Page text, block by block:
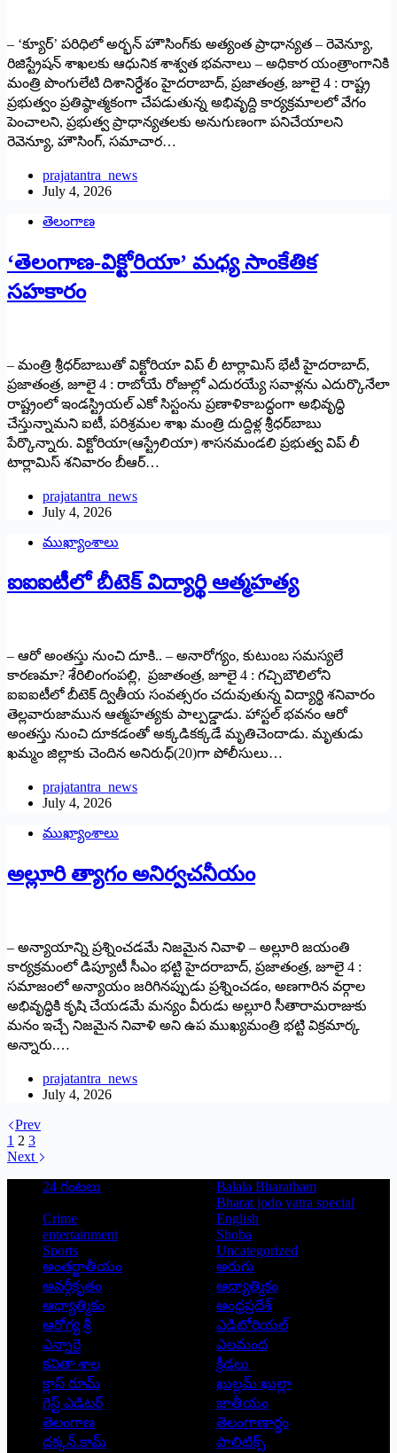
– ‘క్యూర్’ పరిధిలో అర్భన్ హౌసింగ్‌కు అత్యంత ప్రాధాన్యత – రెవెన్యూ,
రిజిస్ట్రేషన్ శాఖలకు ఆధునిక శాశ్వత భవనాలు – అధికార యంత్రాంగానికి
మంత్రి పొంగులేటి దిశానిర్ధేశం హైదరాబాద్, ప్రజాతంత్ర, జూలై 4 : రాష్ట్ర
ప్రభుత్వం ప్రతిష్ఠాత్మకంగా చేపడుతున్న అభివృద్ది కార్యక్రమాలలో వేగం
పెంచాలని, ప్రభుత్వ ప్రాధాన్యతలకు అనుగుణంగా పనిచేయాలని
రెవెన్యూ, హౌసింగ్, సమాచార…
prajatantra_news
July 4, 2026
తెలంగాణ
‘తెలంగాణ-విక్టోరియా’ మధ్య సాంకేతిక
సహకారం
– మంత్రి శ్రీధర్‌బాబుతో విక్టోరియా విప్ లీ టార్లామిస్ భేటీ హైదరాబాద్,
ప్రజాతంత్ర, జూలై 4 : రాబోయే రోజుల్లో ఎదురయ్యే సవాళ్లను ఎదుర్కొనేలా
రాష్ట్రంలో ఇండస్ట్రియల్ ఎకో సిస్టంను ప్రణాళికాబద్ధంగా అభివృద్ధి
చేస్తున్నామని ఐటీ, పరిశ్రమల శాఖ మంత్రి దుద్దిళ్ల శ్రీధర్‌బాబు
పేర్కొన్నారు. విక్టోరియా(ఆస్ట్రేలియా) శాసనమండలి ప్రభుత్వ విప్ లీ
టార్లామిస్ శనివారం బీఆర్…
prajatantra_news
July 4, 2026
ముఖ్యాంశాలు
ఐఐఐటీలో బీటెక్ విద్యార్థి ఆత్మహత్య
– ఆరో అంతస్తు నుంచి దూకి.. – అనారోగ్యం, కుటుంబ సమస్యలే
కారణమా? శేరిలింగంపల్లి, ప్రజాతంత్ర, జూలై 4 : గచ్చిబౌలిలోని
ఐఐఐటీలో బీటెక్ ద్వితీయ సంవత్సరం చదువుతున్న విద్యార్థి శనివారం
తెల్లవారుజామున ఆత్మహత్యకు పాల్పడ్డాడు. హాస్టల్ భవనం ఆరో
అంతస్తు నుంచి దూకడంతో అక్కడికక్కడే మృతిచెందాడు. మృతుడు
ఖమ్మం జిల్లాకు చెందిన అనిరుధ్(20)గా పోలీసులు…
prajatantra_news
July 4, 2026
ముఖ్యాంశాలు
అల్లూరి త్యాగం అనిర్వచనీయం
– అన్యాయాన్ని ప్రశ్నించడమే నిజమైన నివాళి – అల్లూరి జయంతి
కార్యక్రమంలో డిప్యూటీ సీఎం భట్టి హైదరాబాద్, ప్రజాతంత్ర, జూలై 4 :
సమాజంలో అన్యాయం జరిగినప్పుడు ప్రశ్నించడం, అణగారిన వర్గాల
అభివృద్ధికి కృషి చేయడమే మన్యం వీరుడు అల్లూరి సీతారామరాజుకు
మనం ఇచ్చే నిజమైన నివాళి అని ఉప ముఖ్యమంత్రి భట్టి విక్రమార్క
అన్నారు.…
prajatantra_news
July 4, 2026
Prev
1 2 3
Next
24 గంటలు
Balala Bharatham
Bharat jodo yatra special
Crime
English
entertainment
Shoba
Sports
Uncategorized
అంతర్జాతీయం
అరుగు
అవర్గీకృతం
ఆద్యాత్మికం
ఆధ్యాత్మికం
ఆంధ్రప్రదేశ్
ఆరోగ్య శ్రీ
ఎడిటోరియల్
ఎన్నారై
ఎలమంద
కవితా శాల
క్రీడలు
క్లాస్ రూమ్
ఖుల్లమ్ ఖుల్లా
గెస్ట్ ఎడిటర్
జాతీయం
తెలంగాణ
తెలంగాణార్థం
దక్కన్.కామ్
పాలిటిక్స్